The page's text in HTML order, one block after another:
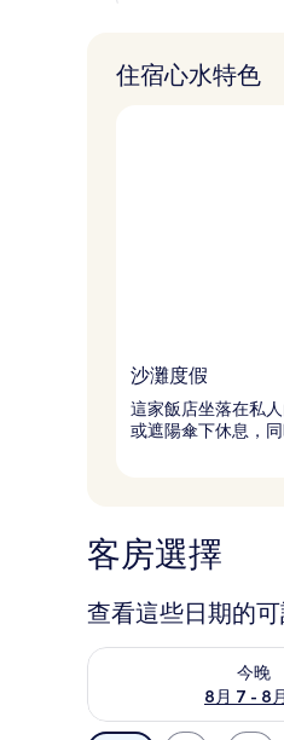
住宿心水特色
沙灘度假
這家飯店坐落在私
或遮陽傘下休息，
客房選擇
查看這些日期的
今晚
8月 7 - 8
查看今晚 8月 7 - 8月 8